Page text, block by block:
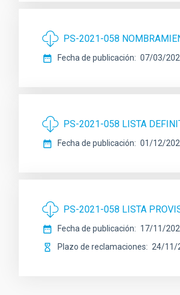
PS-2021-058
Fecha de publicación 07/03/
PS-2021-058 LISTA
Fecha de publicación 01/12/
PS-2021-058 LISTA
Fecha de publicación
17/11/
Plazo de reclamaciones
24/11/